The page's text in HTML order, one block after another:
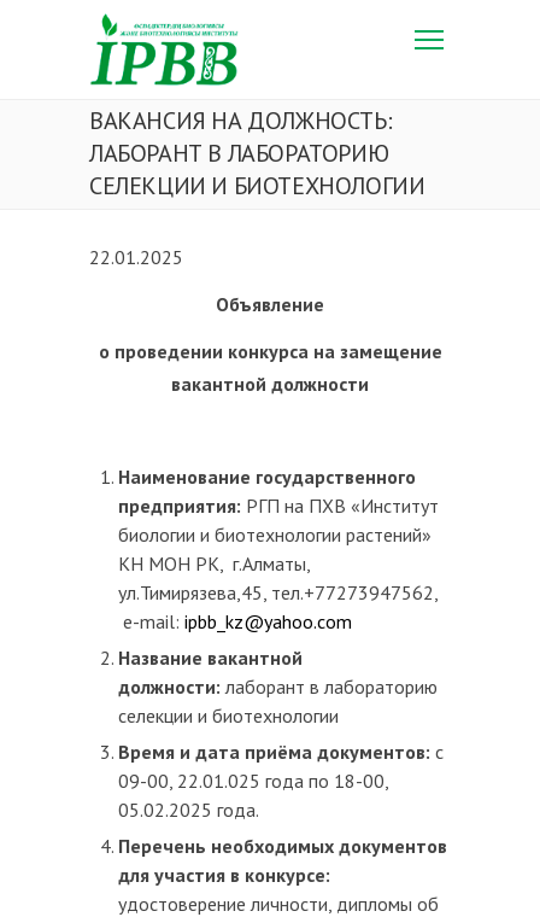
ВАКАНСИЯ НА ДОЛЖНОСТЬ:
ЛАБОРАНТ В ЛАБОРАТОРИЮ
СЕЛЕКЦИИ И БИОТЕХНОЛОГИИ
22.01.2025
Объявление
о проведении конкурса на замещение
вакантной должности
Наименование государственного
предприятия: РГП на ПХВ «Институт
биологии и биотехнологии растений»
КН МОН РК, г.Алматы,
ул.Тимирязева,45, тел.+77273947562,
e-mail: ipbb_kz@yahoo.com
Название вакантной
должности: лаборант в лабораторию
селекции и биотехнологии
Время и дата приёма документов: с
09-00, 22.01.025 года по 18-00,
05.02.2025 года.
Перечень необходимых документов
для участия в конкурсе:
удостоверение личности, дипломы об